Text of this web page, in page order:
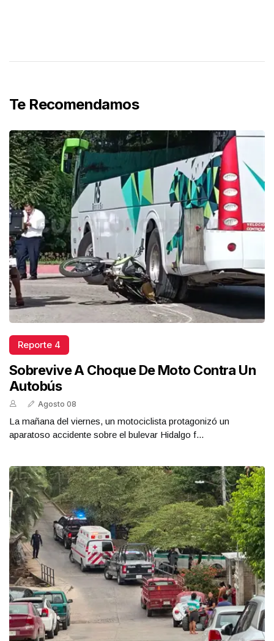
Te Recomendamos
Reporte 4
Sobrevive A Choque De Moto Contra Un
Autobús
Agosto 08
La mañana del viernes, un motociclista protagonizó un
aparatoso accidente sobre el bulevar Hidalgo f...